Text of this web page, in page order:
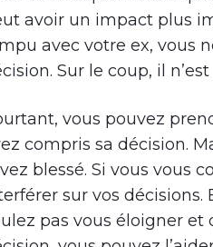
avoir un impact plus
avec votre ex, vous
Sur le coup, il
vous pouvez
compris sa décision.
blessé. Si vous
sur vos
pas vous éloigner et